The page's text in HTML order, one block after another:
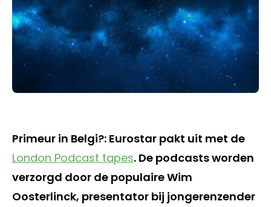
Primeur in Belgi?: Eurostar pakt uit met de
London Podcast tapes. De podcasts worden
verzorgd door de populaire Wim
Oosterlinck, presentator bij jongerenzender